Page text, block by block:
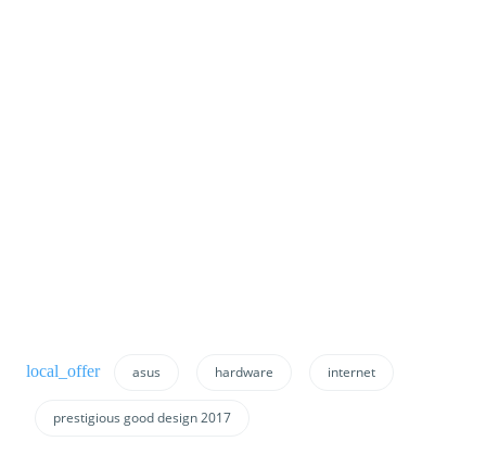
asus hardware internet
prestigious good design 2017